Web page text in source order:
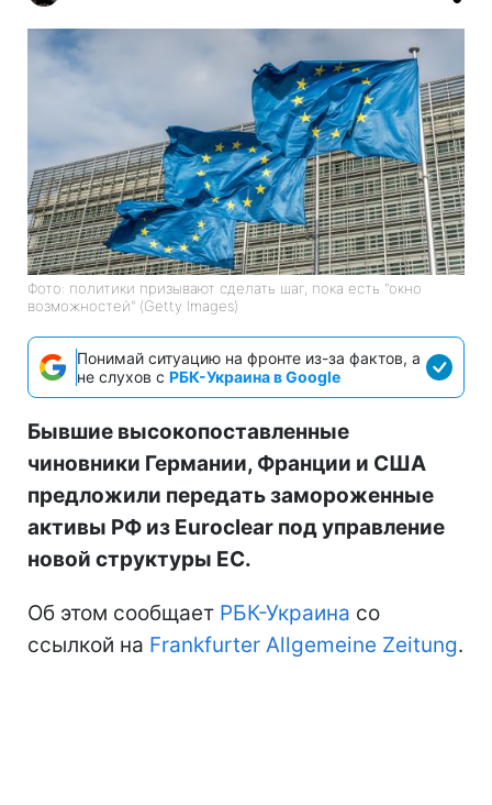
Фото: политики призывают сделать шаг, пока есть "окно
возможностей" (Getty Images)
Понимай ситуацию на фронте из-за фактов, а
не слухов с РБК-Украина в Google
Бывшие высокопоставленные
чиновники Германии, Франции и США
предложили передать замороженные
активы РФ из Euroclear под управление
новой структуры ЕС.
Об этом сообщает РБК-Украина со
ссылкой на Frankfurter Allgemeine Zeitung.